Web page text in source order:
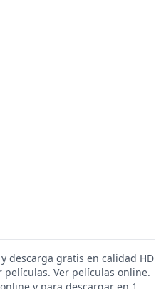
descarga gratis en calidad HD
películas. Ver películas online.